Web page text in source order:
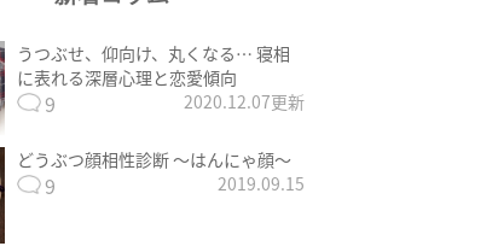
うつぶせ、仰向け、丸くなる… 寝相
に表れる深層心理と恋愛傾向
9 2020.12.07更新
どうぶつ顔相性診断 〜はんにゃ顔〜
9 2019.09.15